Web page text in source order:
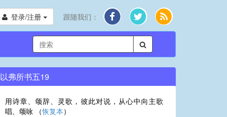
登录/注册 跟随我们：
以弗所书五19
用诗章、颂辞、灵歌，彼此对说，从心中向主歌
唱、颂咏 （恢复本）